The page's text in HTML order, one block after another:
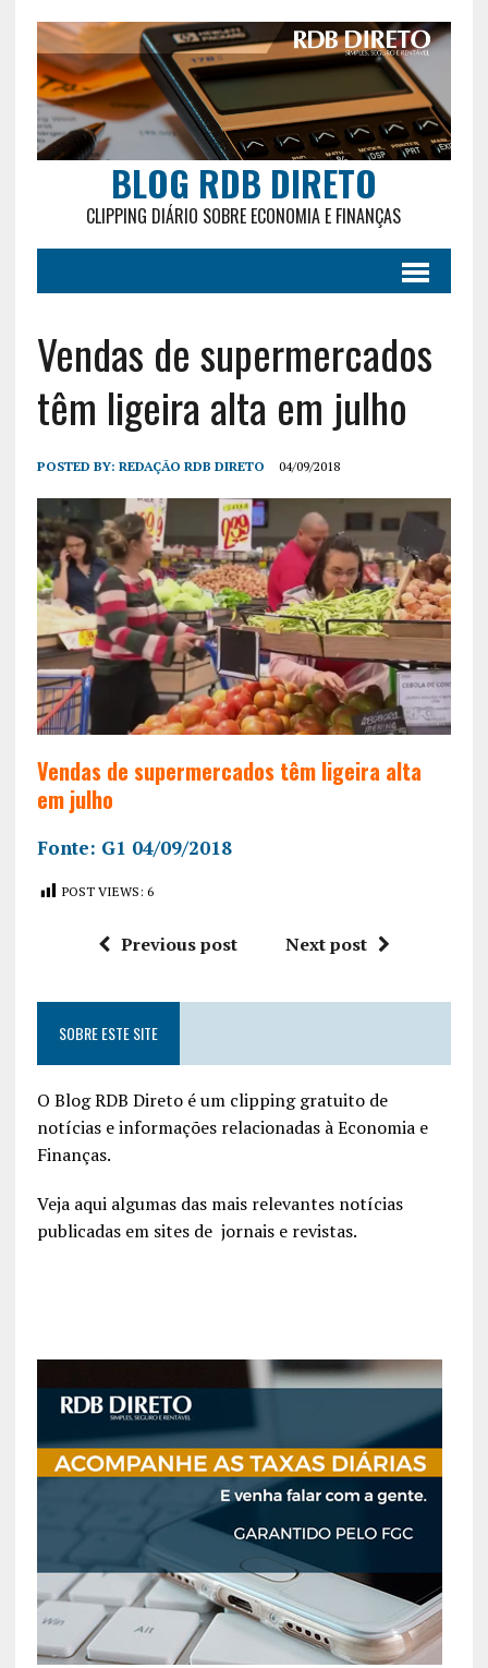
BLOG RDB DIRETO
CLIPPING DIÁRIO SOBRE ECONOMIA E FINANÇAS
Vendas de supermercados
têm ligeira alta em julho
POSTED BY: REDAÇÃO RDB DIRETO 04/09/2018
Vendas de supermercados têm ligeira alta
em julho
Fonte: G1 04/09/2018
POST VIEWS: 6
Previous post Next post
SOBRE ESTE SITE
O Blog RDB Direto é um clipping gratuito de
notícias e informações relacionadas à Economia e
Finanças.
Veja aqui algumas das mais relevantes notícias
publicadas em sites de jornais e revistas.